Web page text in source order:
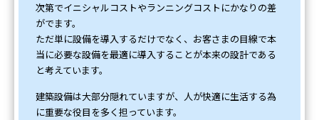
次第でイニシャルコストやランニングコストにかなりの差
がでます。
ただ単に設備を導入するだけでなく、お客さまの目線で本
当に必要な設備を最適に導入することが本来の設計である
と考えています。
建築設備は大部分隠れていますが、人が快適に生活する為
に重要な役目を多く担っています。